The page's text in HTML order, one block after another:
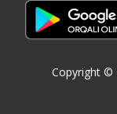
Copyright ©